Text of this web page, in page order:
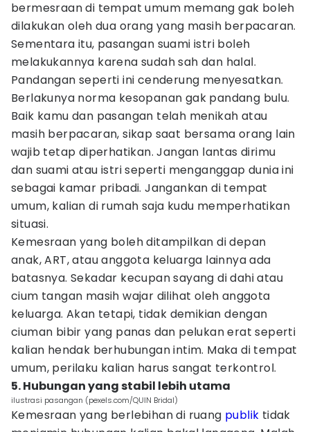
bermesraan di tempat umum memang gak boleh
dilakukan oleh dua orang yang masih berpacaran.
Sementara itu, pasangan suami istri boleh
melakukannya karena sudah sah dan halal.
Pandangan seperti ini cenderung menyesatkan.
Berlakunya norma kesopanan gak pandang bulu.
Baik kamu dan pasangan telah menikah atau
masih berpacaran, sikap saat bersama orang lain
wajib tetap diperhatikan. Jangan lantas dirimu
dan suami atau istri seperti menganggap dunia ini
sebagai kamar pribadi. Jangankan di tempat
umum, kalian di rumah saja kudu memperhatikan
situasi.
Kemesraan yang boleh ditampilkan di depan
anak, ART, atau anggota keluarga lainnya ada
batasnya. Sekadar kecupan sayang di dahi atau
cium tangan masih wajar dilihat oleh anggota
keluarga. Akan tetapi, tidak demikian dengan
ciuman bibir yang panas dan pelukan erat seperti
kalian hendak berhubungan intim. Maka di tempat
umum, perilaku kalian harus sangat terkontrol.
5. Hubungan yang stabil lebih utama
ilustrasi pasangan (pexels.com/QUIN Bridal)
Kemesraan yang berlebihan di ruang publik tidak